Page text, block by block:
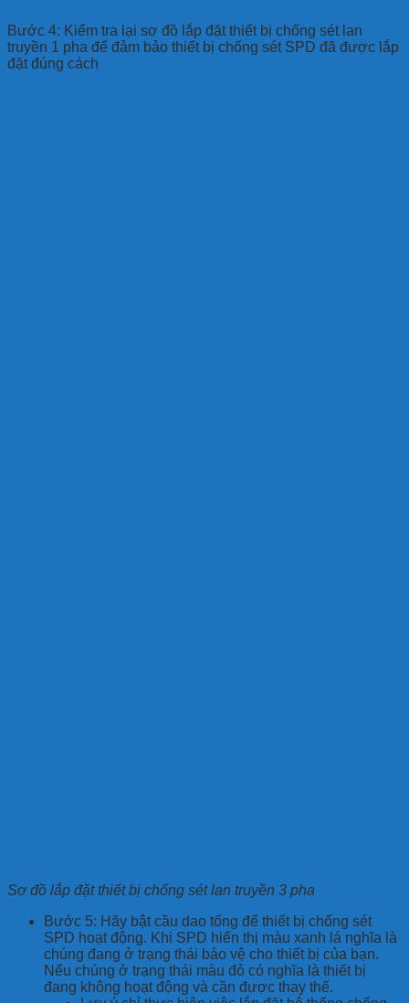
Bước 4: Kiểm tra lại sơ đồ lắp đặt thiết bị chống sét lan
truyền 1 pha để đảm bảo thiết bị chống sét SPD đã được lắp
đặt đúng cách
Sơ đồ lắp đặt thiết bị chống sét lan truyền 3 pha
Bước 5: Hãy bật cầu dao tổng để thiết bị chống sét
SPD hoạt động. Khi SPD hiển thị màu xanh lá nghĩa là
chúng đang ở trạng thái bảo vệ cho thiết bị của bạn.
Nếu chúng ở trạng thái màu đỏ có nghĩa là thiết bị
đang không hoạt động và cần được thay thế.